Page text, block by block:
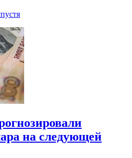
на следующей